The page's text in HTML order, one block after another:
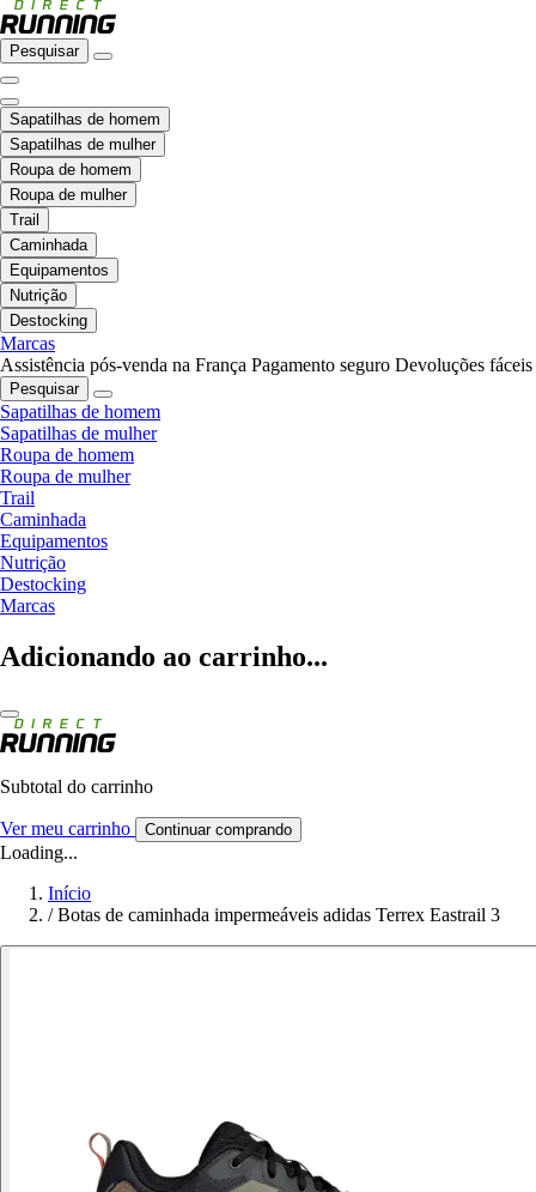
Pesquisar
Sapatilhas de homem
Sapatilhas de mulher
Roupa de homem
Roupa de mulher
Trail
Caminhada
Equipamentos
Nutrição
Destocking
Marcas
Assistência pós-venda na França Pagamento seguro Devoluções fáceis
Pesquisar
Sapatilhas de homem
Sapatilhas de mulher
Roupa de homem
Roupa de mulher
Trail
Caminhada
Equipamentos
Nutrição
Destocking
Marcas
Adicionando ao carrinho...
Subtotal do carrinho
Ver meu carrinho Continuar comprando
Loading...
Início
/ Botas de caminhada impermeáveis adidas Terrex Eastrail 3